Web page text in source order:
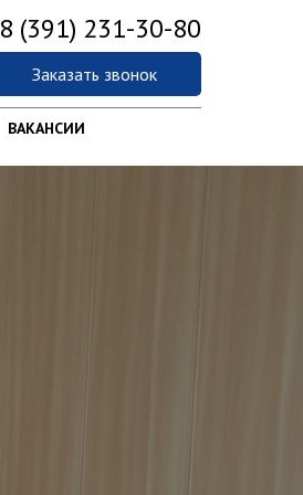
8 (391) 231-30-80
Заказать звонок
ВАКАНСИИ